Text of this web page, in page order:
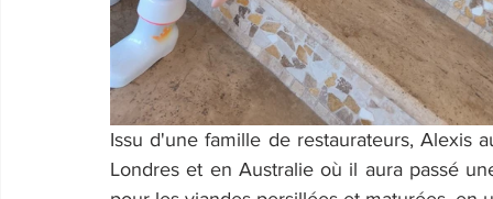
Issu d'une famille de restaurateurs, Alexis
Londres et en Australie où il aura passé